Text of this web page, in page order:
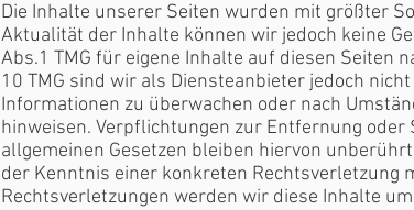
Die Inhalte unserer Seiten wurden mit größter
Aktualität der Inhalte können wir jedoch keine
Abs.1 TMG für eigene Inhalte auf diesen Seiten
10 TMG sind wir als Diensteanbieter jedoch
Informationen zu überwachen oder nach
hinweisen. Verpflichtungen zur Entfernung
allgemeinen Gesetzen bleiben hiervon
der Kenntnis einer konkreten Rechtsverletzung
Rechtsverletzungen werden wir diese Inhalte